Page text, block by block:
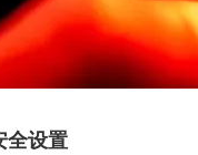
全设置